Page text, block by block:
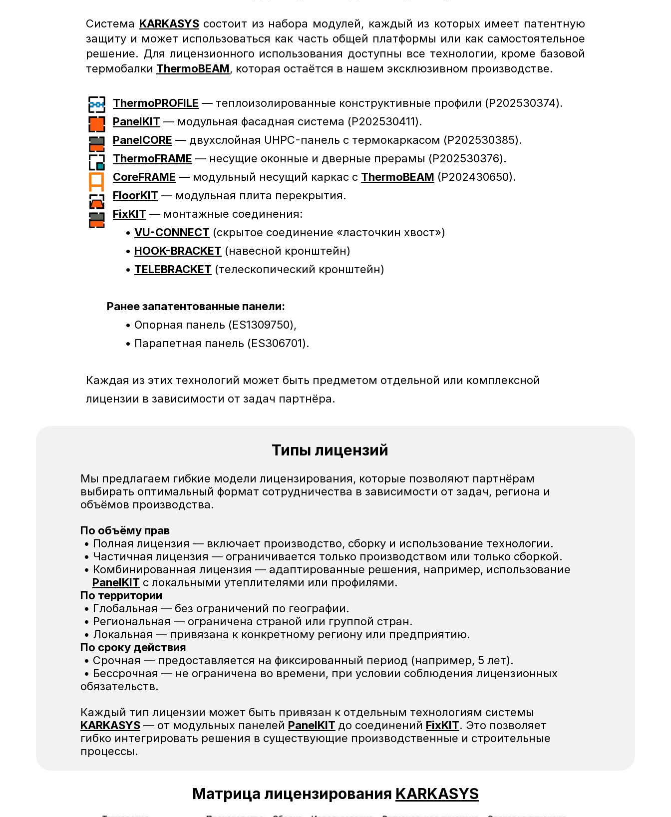
Система KARKASYS состоит из набора модулей, каждый из которых имеет патентную
защиту и может использоваться как часть общей платформы или как самостоятельное
решение. Для лицензионного использования доступны все технологии, кроме базовой
термобалки ThermoBEAM, которая остаётся в нашем эксклюзивном производстве.
ThermoPROFILE — теплоизолированные конструктивные профили (P202530374).
PanelKIT — модульная фасадная система (P202530411).
PanelCORE — двухслойная UHPC-панель с термокаркасом (P202530385).
ThermoFRAME — несущие оконные и дверные прерамы (P202530376).
CoreFRAME — модульный несущий каркас с ThermoBEAM (P202430650).
FloorKIT — модульная плита перекрытия.
FixKIT — монтажные соединения:
             •
VU-CONNECT (скрытое соединение «ласточкин хвост»)
             •
HOOK-BRACKET (навесной кронштейн)
             •
TELEBRACKET (телескопический кронштейн)
Ранее запатентованные панели:
             • Опорная панель (ES1309750),
             • Парапетная панель (ES306701).
Каждая из этих технологий может быть предметом отдельной или комплексной
лицензии в зависимости от задач партнёра.
Типы лицензий
Мы предлагаем гибкие модели лицензирования, которые позволяют партнёрам
выбирать оптимальный формат сотрудничества в зависимости от задач, региона и
объёмов производства.
По объёму прав
• Полная лицензия — включает производство, сборку и использование технологии.
• Частичная лицензия — ограничивается только производством или только сборкой.
PanelKIT с локальными утеплителями или профилями.
По территории
• Глобальная — без ограничений по географии.
• Региональная — ограничена страной или группой стран.
• Локальная — привязана к конкретному региону или предприятию.
По сроку действия
• Срочная — предоставляется на фиксированный период (например, 5 лет).
обязательств.
KARKASYS — от модульных панелей PanelKIT до соединений FixKIT. Это позволяет
гибко интегрировать решения в существующие производственные и строительные
процессы.
Матрица лицензирования KARKASYS